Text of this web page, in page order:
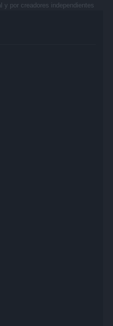
y por creadores independientes